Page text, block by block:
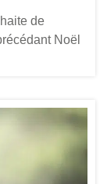
de
Noël